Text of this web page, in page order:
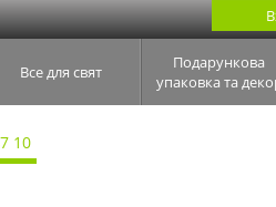
Все для свят
Подарункова
упаковка та
10